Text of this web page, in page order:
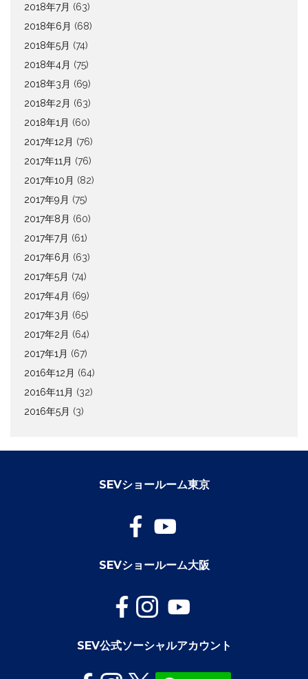
2018年7月 (63)
2018年6月 (68)
2018年5月 (74)
2018年4月 (75)
2018年3月 (69)
2018年2月 (63)
2018年1月 (60)
2017年12月 (76)
2017年11月 (76)
2017年10月 (82)
2017年9月 (75)
2017年8月 (60)
2017年7月 (61)
2017年6月 (63)
2017年5月 (74)
2017年4月 (69)
2017年3月 (65)
2017年2月 (64)
2017年1月 (67)
2016年12月 (64)
2016年11月 (32)
2016年5月 (3)
SEVショールーム東京
SEVショールーム大阪
SEV公式ソーシャルアカウント